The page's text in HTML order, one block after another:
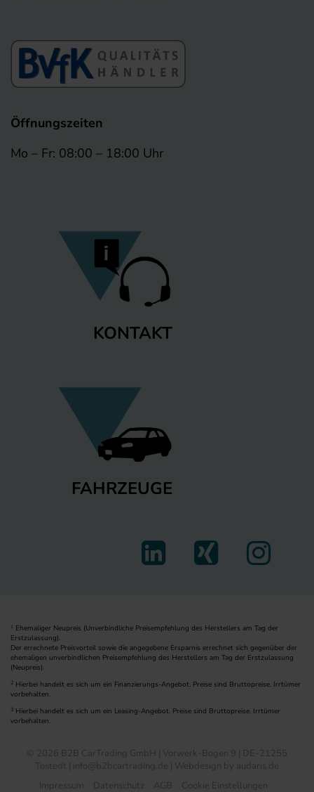
Öffnungszeiten
Mo – Fr: 08:00 – 18:00 Uhr
KONTAKT
FAHRZEUGE
1
Ehemaliger Neupreis (Unverbindliche Preisempfehlung des Herstellers am Tag der
Erstzulassung).
Der errechnete Preisvorteil sowie die angegebene Ersparnis errechnet sich gegenüber der
ehemaligen unverbindlichen Preisempfehlung des Herstellers am Tag der Erstzulassung
(Neupreis).
2 Hierbei handelt es sich um ein Finanzierungs-Angebot. Preise sind Bruttopreise. Irrtümer
vorbehalten.
3 Hierbei handelt es sich um ein Leasing-Angebot. Preise sind Bruttopreise. Irrtümer
vorbehalten.
© 2026 B2B CarTrading GmbH | Vorwerk-Bogen 9 | DE-21255
Tostedt | info@b2bcartrading.de | Webdesign by audaris.de
Impressum
Datenschutz AGB Cookie Einstellungen